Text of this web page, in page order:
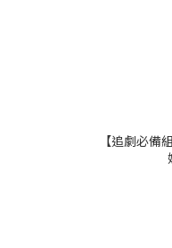
【追劇必備